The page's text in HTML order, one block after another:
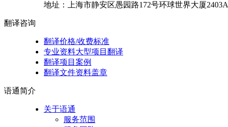
地址： 上海市静安区愚园路172号环球世界大厦2403A
翻译咨询
翻译价格/收费标准
专业资料大型项目翻译
翻译项目案例
翻译文件资料盖章
语通简介
关于语通
服务范围